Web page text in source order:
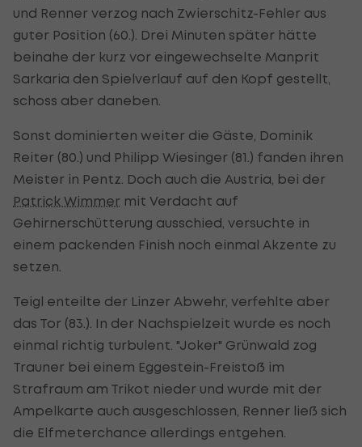
und Renner verzog nach Zwierschitz-Fehler aus
guter Position (60.). Drei Minuten später hätte
beinahe der kurz vor eingewechselte Manprit
Sarkaria den Spielverlauf auf den Kopf gestellt,
schoss aber daneben.
Sonst dominierten weiter die Gäste, Dominik
Reiter (80.) und Philipp Wiesinger (81.) fanden ihren
Meister in Pentz. Doch auch die Austria, bei der
Patrick Wimmer mit Verdacht auf
Gehirnerschütterung ausschied, versuchte in
einem packenden Finish noch einmal Akzente zu
setzen.
Teigl enteilte der Linzer Abwehr, verfehlte aber
das Tor (83.). In der Nachspielzeit wurde es noch
einmal richtig turbulent. "Joker" Grünwald zog
Trauner bei einem Eggestein-Freistoß im
Strafraum am Trikot nieder und wurde mit der
Ampelkarte auch ausgeschlossen, Renner ließ sich
die Elfmeterchance allerdings entgehen.